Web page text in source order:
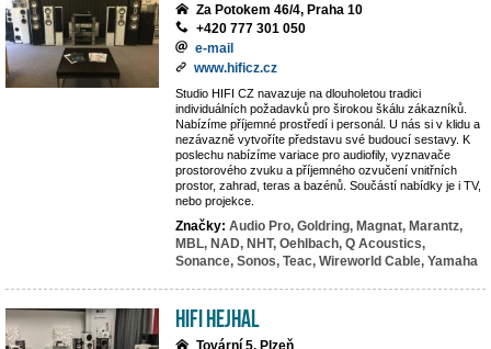
Za Potokem 46/4, Praha 10
+420 777 301 050
e-mail
www.hificz.cz
Studio HIFI CZ navazuje na dlouholetou tradici
individuálních požadavků pro širokou škálu zákazníků.
Nabízíme příjemné prostředí i personál. U nás si v klidu a
nezávazně vytvoříte představu své budoucí sestavy. K
poslechu nabízíme variace pro audiofily, vyznavače
prostorového zvuku a příjemného ozvučení vnitřních
prostor, zahrad, teras a bazénů. Součástí nabídky je i TV,
nebo projekce.
Značky: Audio Pro, Goldring, Magnat, Marantz,
MBL, NAD, NHT, Oehlbach, Q Acoustics,
Sonance, Sonos, Teac, Wireworld Cable, Yamaha
Hifi Hejhal
Tovární 5, Plzeň